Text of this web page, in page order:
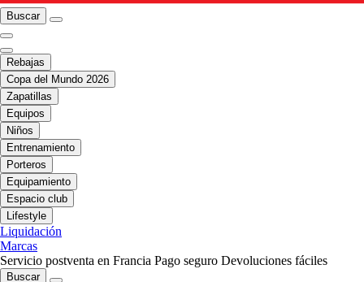
Buscar
Rebajas
Copa del Mundo 2026
Zapatillas
Equipos
Niños
Entrenamiento
Porteros
Equipamiento
Espacio club
Lifestyle
Liquidación
Marcas
Servicio postventa en Francia Pago seguro Devoluciones fáciles
Buscar